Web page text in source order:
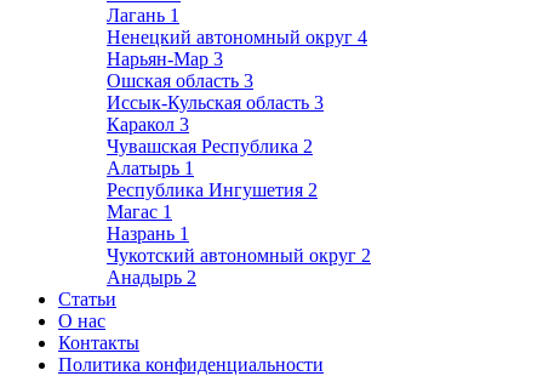
Лагань 1
Ненецкий автономный округ 4
Нарьян-Мар 3
Ошская область 3
Иссык-Кульская область 3
Каракол 3
Чувашская Республика 2
Алатырь 1
Республика Ингушетия 2
Магас 1
Назрань 1
Чукотский автономный округ 2
Анадырь 2
Статьи
О нас
Контакты
Политика конфиденциальности